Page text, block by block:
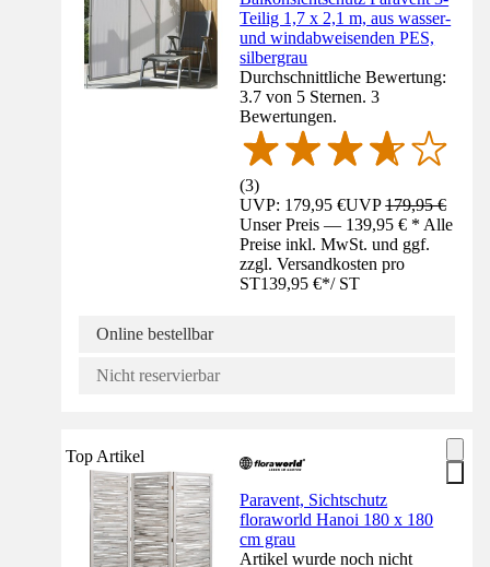
Teilig 1,7 x 2,1 m, aus wasser-
und windabweisenden PES,
silbergrau
Durchschnittliche Bewertung:
3.7 von 5 Sternen. 3
Bewertungen.
(3)
UVP: 179,95 €UVP179,95 €
Unser Preis — 139,95 € * Alle
Preise inkl. MwSt. und ggf.
zzgl. Versandkosten pro
ST139,95 €*/ ST
Online bestellbar
Nicht reservierbar
Top Artikel
Paravent, Sichtschutz
floraworld Hanoi 180 x 180
cm grau
Artikel wurde noch nicht